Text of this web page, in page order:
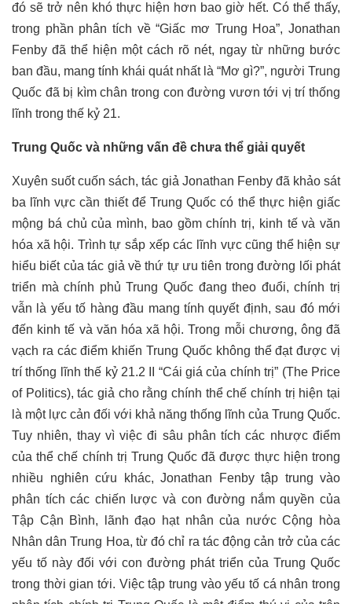
đó sẽ trở nên khó thực hiện hơn bao giờ hết. Có thể thấy,
trong phần phân tích về “Giấc mơ Trung Hoa”, Jonathan
Fenby đã thể hiện một cách rõ nét, ngay từ những bước
ban đầu, mang tính khái quát nhất là “Mơ gì?”, người Trung
Quốc đã bị kìm chân trong con đường vươn tới vị trí thống
lĩnh trong thế kỷ 21.
Trung Quốc và những vấn đề chưa thể giải quyết
Xuyên suốt cuốn sách, tác giả Jonathan Fenby đã khảo sát
ba lĩnh vực cần thiết để Trung Quốc có thể thực hiện giấc
mộng bá chủ của mình, bao gồm chính trị, kinh tế và văn
hóa xã hội. Trình tự sắp xếp các lĩnh vực cũng thể hiện sự
hiểu biết của tác giả về thứ tự ưu tiên trong đường lối phát
triển mà chính phủ Trung Quốc đang theo đuổi, chính trị
vẫn là yếu tố hàng đầu mang tính quyết định, sau đó mới
đến kinh tế và văn hóa xã hội. Trong mỗi chương, ông đã
vạch ra các điểm khiến Trung Quốc không thể đạt được vị
trí thống lĩnh thế kỷ 21.2 II “Cái giá của chính trị” (The Price
of Politics), tác giả cho rằng chính thể chế chính trị hiện tại
là một lực cản đối với khả năng thống lĩnh của Trung Quốc.
Tuy nhiên, thay vì việc đi sâu phân tích các nhược điểm
của thể chế chính trị Trung Quốc đã được thực hiện trong
nhiều nghiên cứu khác, Jonathan Fenby tập trung vào
phân tích các chiến lược và con đường nắm quyền của
Tập Cận Bình, lãnh đạo hạt nhân của nước Cộng hòa
Nhân dân Trung Hoa, từ đó chỉ ra tác động cản trở của các
yếu tố này đối với con đường phát triển của Trung Quốc
trong thời gian tới. Việc tập trung vào yếu tố cá nhân trong